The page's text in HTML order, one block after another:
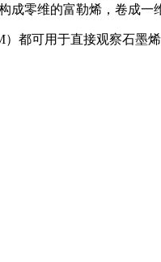
零维的富勒烯，卷成
都可用于直接观察石墨